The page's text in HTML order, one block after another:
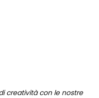
creatività con le nostre